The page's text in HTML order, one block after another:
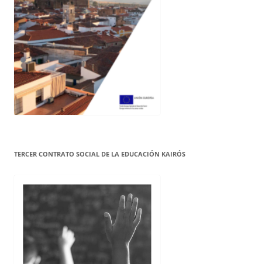
TERCER CONTRATO SOCIAL DE LA EDUCACIÓN KAIRÓS